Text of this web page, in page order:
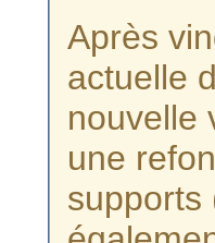
Après
actuelle
nouvelle
une
supports